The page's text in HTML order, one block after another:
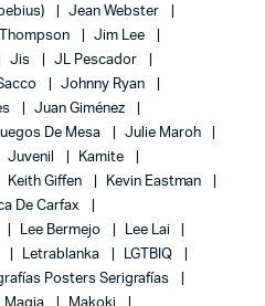
Jean Webster
Jim Lee
Jis
JL Pescador
Johnny Ryan
Juan Giménez
De Mesa
Julie Maroh
Juvenil
Kamite
Keith Giffen
Kevin Eastman
De Carfax
Lee Bermejo
Lee Lai
Letrablanka
LGTBIQ
Posters Serigrafías